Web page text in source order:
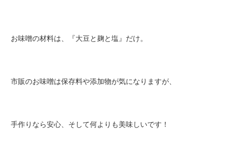
お味噌の材料は、『大豆と麹と塩』だけ。
市販のお味噌は保存料や添加物が気になりますが、
手作りなら安心、そして何よりも美味しいです！